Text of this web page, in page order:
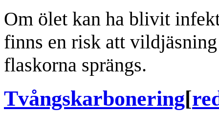
Om ölet kan ha blivit
finns en risk att
flaskorna sprängs.
Tvångskarbonering[